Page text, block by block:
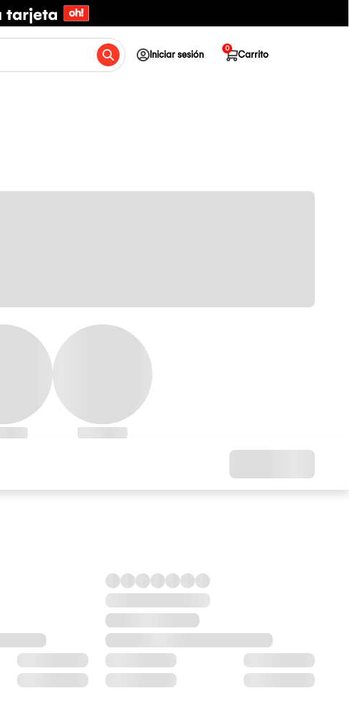
Iniciar sesión Carrito
0